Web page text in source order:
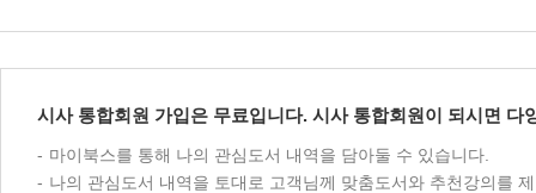
시사 통합회원 가입은 무료입니다. 시사 통합회원이 되시면 다
마이북스를 통해 나의 관심도서 내역을 담아둘 수 있습니다.
나의 관심도서 내역을 토대로 고객님께 맞춤도서와 추천강의를